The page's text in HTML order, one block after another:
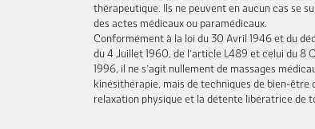
thérapeutique. Ils ne peuvent en aucun cas se
des actes médicaux ou paramédicaux.
Conformément à la loi du 30 Avril 1946 et du
du 4 Juillet 1960, de l’article L489 et celui du 8
1996, il ne s’agit nullement de massages
kinésithérapie, mais de techniques de bien-être
relaxation physique et la détente libératrice de